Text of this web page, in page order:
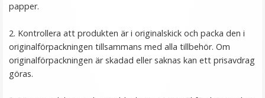
papper.
2. Kontrollera att produkten är i originalskick och packa den i
originalförpackningen tillsammans med alla tillbehör. Om
originalförpackningen är skadad eller saknas kan ett prisavdrag
göras.